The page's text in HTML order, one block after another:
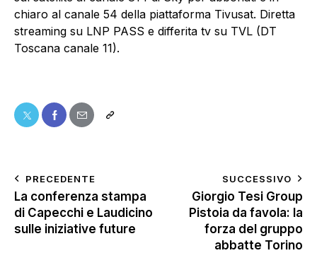
chiaro al canale 54 della piattaforma Tivusat. Diretta
streaming su LNP PASS e differita tv su TVL (DT
Toscana canale 11).
PRECEDENTE
La conferenza stampa
di Capecchi e Laudicino
sulle iniziative future
SUCCESSIVO
Giorgio Tesi Group
Pistoia da favola: la
forza del gruppo
abbatte Torino